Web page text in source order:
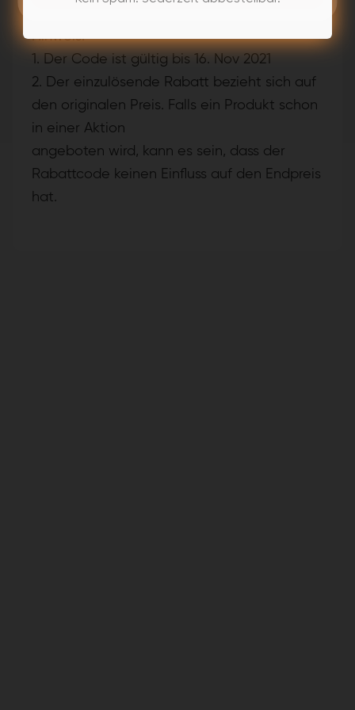
Hinweis:
1. Der Code ist gültig bis 16. Nov 2021
2. Der einzulösende Rabatt bezieht sich auf
den originalen Preis. Falls ein Produkt schon
in einer Aktion
angeboten wird, kann es sein, dass der
Rabattcode keinen Einfluss auf den Endpreis
hat.